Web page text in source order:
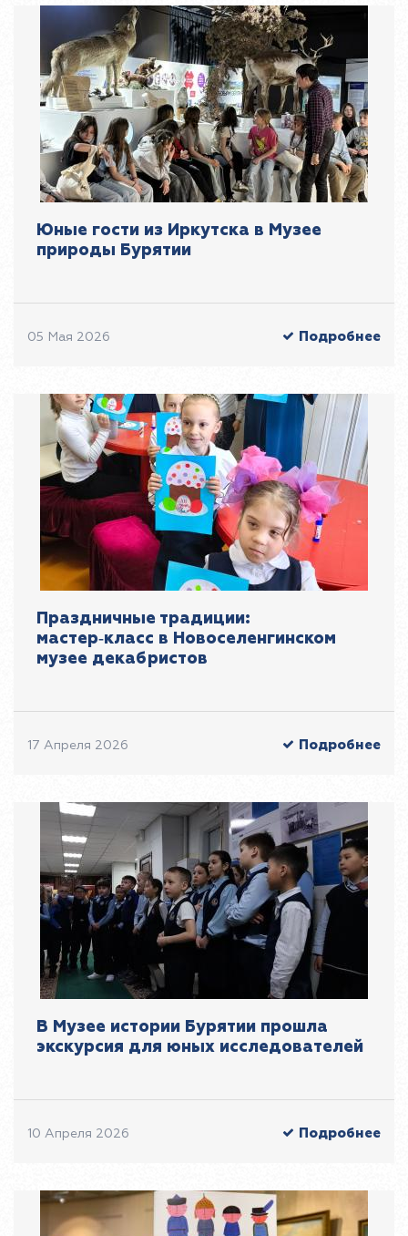
Юные гости из Иркутска в Музее
природы Бурятии
05 Мая 2026 Подробнее
Праздничные традиции:
мастер‑класс в Новоселенгинском
музее декабристов
17 Апреля 2026 Подробнее
В Музее истории Бурятии прошла
экскурсия для юных исследователей
10 Апреля 2026 Подробнее